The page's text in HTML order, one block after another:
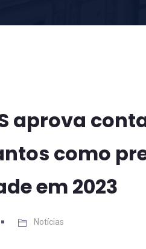
aprova
como
em 2023
Notícias